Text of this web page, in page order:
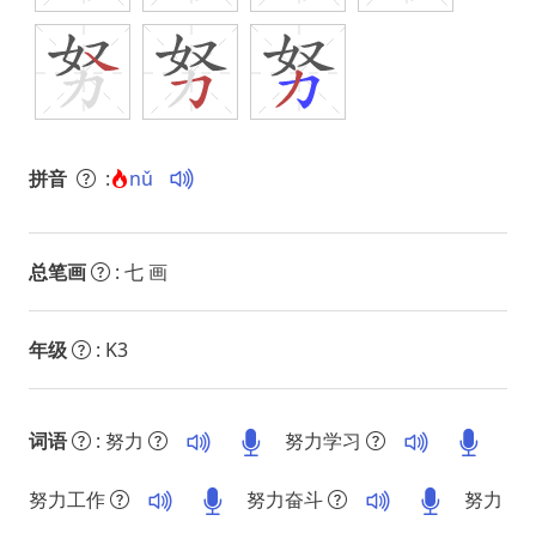
拼音 : nǔ
总笔画 : 七 画
年级 : K3
词语 : 努力 努力学习
努力工作 努力奋斗 努力